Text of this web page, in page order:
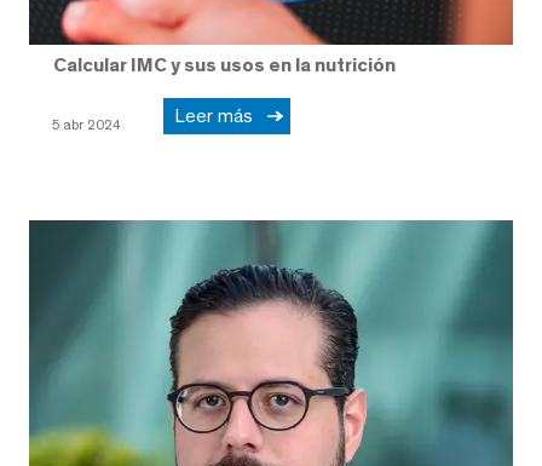
Calcular IMC y sus usos en la nutrición
5 abr 2024 Leer más